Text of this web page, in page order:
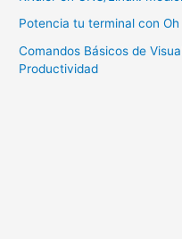
invalid
Potencia tu terminal con
Comandos Básicos de
Productividad